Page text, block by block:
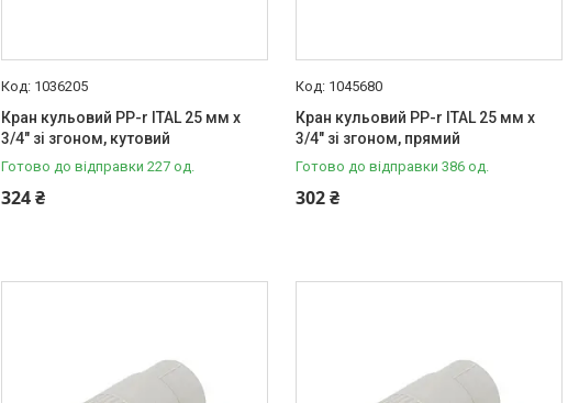
1036205
Кран кульовий PP-r ITAL 25 мм х
3/4" зі згоном, кутовий
Готово до відправки 227 од.
324 ₴
1045680
Кран кульовий PP-r ITAL 25 мм х
3/4" зі згоном, прямий
Готово до відправки 386 од.
302 ₴